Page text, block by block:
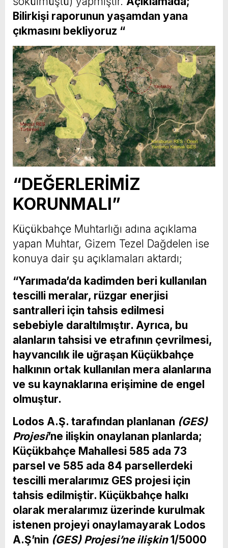
Bilirkişi raporunun yaşamdan yana
çıkmasını bekliyoruz “
“DEĞERLERİMİZ
KORUNMALI”
Küçükbahçe Muhtarlığı adına açıklama
yapan Muhtar, Gizem Tezel Dağdelen ise
konuya dair şu açıklamaları aktardı;
“Yarımada’da kadimden beri kullanılan
tescilli meralar, rüzgar enerjisi
santralleri için tahsis edilmesi
sebebiyle daraltılmıştır. Ayrıca, bu
alanların tahsisi ve etrafının çevrilmesi,
hayvancılık ile uğraşan Küçükbahçe
halkının ortak kullanılan mera alanlarına
ve su kaynaklarına erişimine de engel
olmuştur.
Lodos A.Ş. tarafından planlanan (GES)
Projesi’ne ilişkin onaylanan planlarda;
Küçükbahçe Mahallesi 585 ada 73
parsel ve 585 ada 84 parsellerdeki
tescilli meralarımız GES projesi için
tahsis edilmiştir. Küçükbahçe halkı
olarak meralarımız üzerinde kurulmak
istenen projeyi onaylamayarak Lodos
A.Ş’nin (GES) Projesi’ne ilişkin 1/5000